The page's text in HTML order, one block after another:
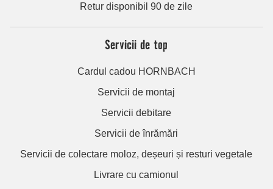
Retur disponibil 90 de zile
Servicii de top
Cardul cadou HORNBACH
Servicii de montaj
Servicii debitare
Servicii de înrămări
Servicii de colectare moloz, deșeuri și resturi vegetale
Livrare cu camionul